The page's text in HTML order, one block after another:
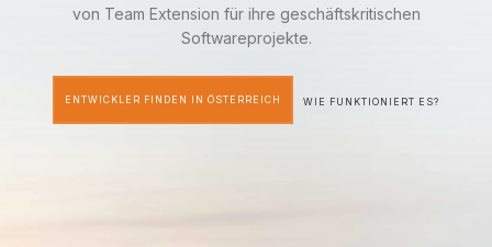
von Team Extension für ihre geschäftskritischen
Softwareprojekte.
ENTWICKLER FINDEN IN ÖSTERREICH WIE FUNKTIONIERT ES?